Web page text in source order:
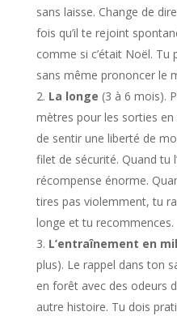
sans laisse. Change de
fois qu’il te rejoint
comme si c’était Noël. Tu
sans même prononcer le
La longe (3 à 6 mois).
mètres pour les sorties
de sentir une liberté de
filet de sécurité. Quand tu
récompense énorme.
tires pas violemment, tu
longe et tu recommences.
L’entraînement en
plus). Le rappel dans ton
en forêt avec des odeurs
autre histoire. Tu dois